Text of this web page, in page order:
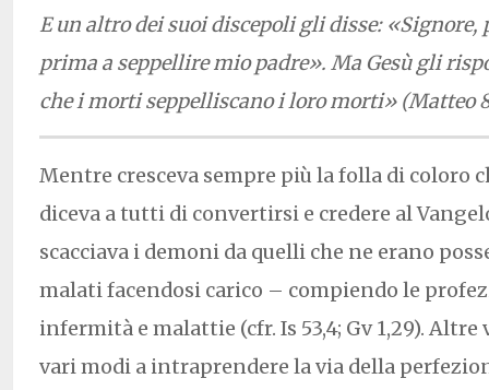
E un altro dei suoi discepoli gli disse:
prima a seppellire mio padre». Ma Gesù gli
che i morti seppelliscano i loro morti» (Matteo
Mentre cresceva sempre più la folla di coloro
diceva a tutti di convertirsi e credere al
scacciava i demoni da quelli che ne erano
malati facendosi carico – compiendo le
infermità e malattie (cfr. Is 53,4; Gv 1,29).
vari modi a intraprendere la via della